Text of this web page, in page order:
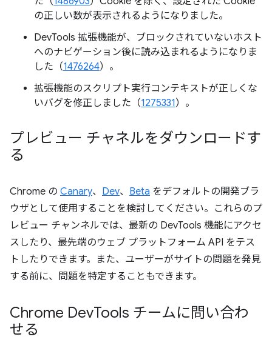
の正しい数が表示されるようになりました。
DevTools 拡張機能が、ブロックされていないホスト
へのナビゲーション後に読み込まれるようになりま
した（1476264）。
拡張機能のスクリプト実行コンテキストが正しくな
いバグを修正しました（1275331）。
プレビュー チャネルをダウンロードす
る
Chrome の Canary、 Dev、 Beta をデフォルトの開発ブラ
ウザとして使用することを検討してください。これらのプ
レビュー チャンネルでは、最新の DevTools 機能にアクセ
スしたり、最先端のウェブ プラットフォーム API をテス
トしたりできます。また、ユーザーがサイトの問題を発見
する前に、問題を特定することもできます。
Chrome DevTools チームに問い合わ
せる